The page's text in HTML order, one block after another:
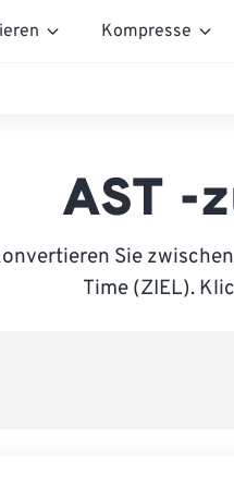
Kompresse
AST -
Sie
Time (ZIEL).